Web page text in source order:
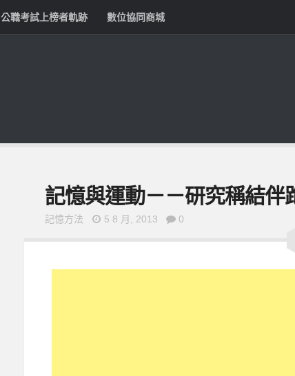
公職考試上榜者軌跡 數位協同商城
記憶與運動－－研究稱結伴
記憶方法 5 8 月, 2013 0